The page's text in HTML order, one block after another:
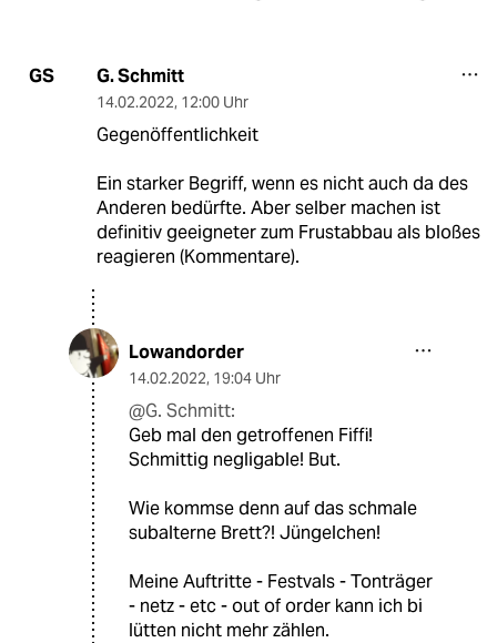
GS G. Schmitt
14.02.2022, 12:00 Uhr
Gegenöffentlichkeit
Ein starker Begriff, wenn es nicht auch da des
Anderen bedürfte. Aber selber machen ist
definitiv geeigneter zum Frustabbau als bloßes
reagieren (Kommentare).
Lowandorder
14.02.2022, 19:04 Uhr
@G. Schmitt:
Geb mal den getroffenen Fiffi!
Schmittig negligable! But.
Wie kommse denn auf das schmale
subalterne Brett?! Jüngelchen!
Meine Auftritte - Festvals - Tonträger
- netz - etc - out of order kann ich bi
lütten nicht mehr zählen.